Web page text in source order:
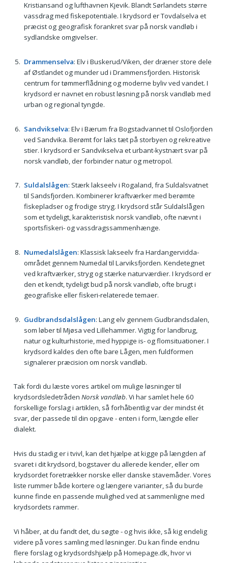
Kristiansand og lufthavnen Kjevik. Blandt Sørlandets større
vassdrag med fiskepotentiale. I krydsord er Tovdalselva et
præcist og geografisk forankret svar på norsk vandløb i
sydlandske omgivelser.
Drammenselva: Elv i Buskerud/Viken, der dræner store dele
af Østlandet og munder ud i Drammensfjorden. Historisk
centrum for tømmerflådning og moderne byliv ved vandet. I
krydsord er navnet en robust løsning på norsk vandløb med
urban og regional tyngde.
Sandvikselva: Elv i Bærum fra Bogstadvannet til Oslofjorden
ved Sandvika. Berømt for laks tæt på storbyen og rekreative
stier. I krydsord er Sandvikselva et urbant-kystnært svar på
norsk vandløb, der forbinder natur og metropol.
Suldalslågen: Stærk lakseelv i Rogaland, fra Suldalsvatnet
til Sandsfjorden. Kombinerer kraftværker med berømte
fiskepladser og frodige stryg. I krydsord står Suldalslågen
som et tydeligt, karakteristisk norsk vandløb, ofte nævnt i
sportsfiskeri- og vassdragssammenhænge.
Numedalslågen: Klassisk lakseelv fra Hardangervidda-
området gennem Numedal til Larviksfjorden. Kendetegnet
ved kraftværker, stryg og stærke naturværdier. I krydsord er
den et kendt, tydeligt bud på norsk vandløb, ofte brugt i
geografiske eller fiskeri-relaterede temaer.
Gudbrandsdalslågen: Lang elv gennem Gudbrandsdalen,
som løber til Mjøsa ved Lillehammer. Vigtig for landbrug,
natur og kulturhistorie, med hyppige is- og flomsituationer. I
krydsord kaldes den ofte bare Lågen, men fuldformen
signalerer præcision om norsk vandløb.
Tak fordi du læste vores artikel om mulige løsninger til
krydsordsledetråden Norsk vandløb. Vi har samlet hele 60
forskellige forslag i artiklen, så forhåbentlig var der mindst ét
svar, der passede til din opgave - enten i form, længde eller
dialekt.
Hvis du stadig er i tvivl, kan det hjælpe at kigge på længden af
svaret i dit krydsord, bogstaver du allerede kender, eller om
krydsordet foretrækker norske eller danske stavemåder. Vores
liste rummer både kortere og længere varianter, så du burde
kunne finde en passende mulighed ved at sammenligne med
krydsordets rammer.
Vi håber, at du fandt det, du søgte - og hvis ikke, så kig endelig
videre på vores samling med løsninger. Du kan finde endnu
flere forslag og krydsordshjælp på Homepage.dk, hvor vi